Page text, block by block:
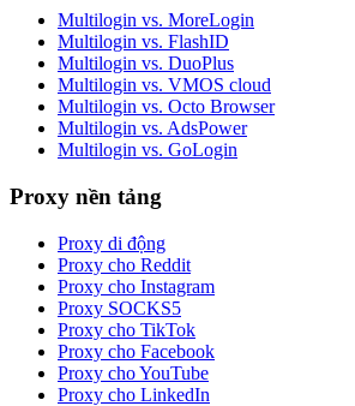
Multilogin vs. MoreLogin
Multilogin vs. FlashID
Multilogin vs. DuoPlus
Multilogin vs. VMOS cloud
Multilogin vs. Octo Browser
Multilogin vs. AdsPower
Multilogin vs. GoLogin
Proxy nền tảng
Proxy di động
Proxy cho Reddit
Proxy cho Instagram
Proxy SOCKS5
Proxy cho TikTok
Proxy cho Facebook
Proxy cho YouTube
Proxy cho LinkedIn